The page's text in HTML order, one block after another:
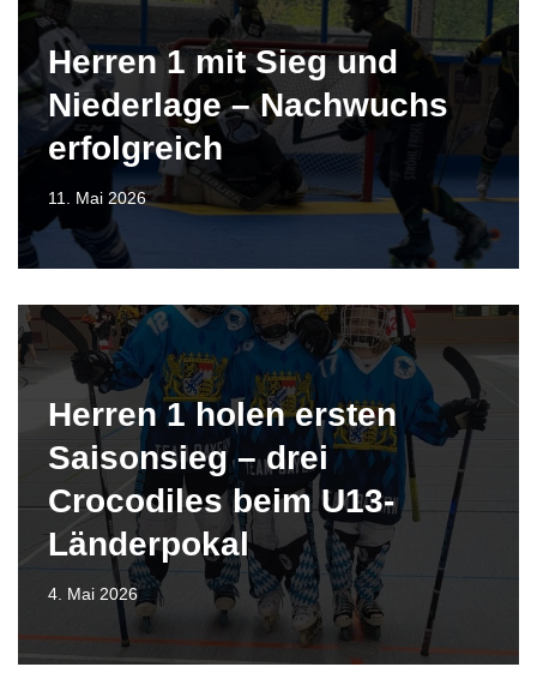
Herren 1 mit Sieg und
Niederlage – Nachwuchs
erfolgreich
11. Mai 2026
Herren 1 holen ersten
Saisonsieg – drei
Crocodiles beim U13-
Länderpokal
4. Mai 2026